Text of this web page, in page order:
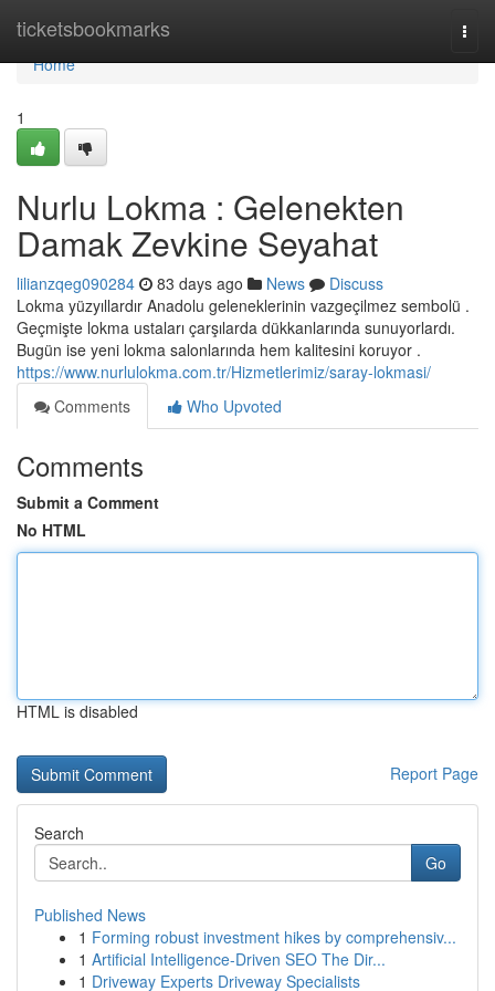
ticketsbookmarks
Home
Home
1
Nurlu Lokma : Gelenekten
Damak Zevkine Seyahat
lilianzqeg090284 83 days ago News
Discuss
Lokma yüzyıllardır Anadolu geleneklerinin vazgeçilmez sembolü .
Geçmişte lokma ustaları çarşılarda dükkanlarında sunuyorlardı.
Bugün ise yeni lokma salonlarında hem kalitesini koruyor .
https://www.nurlulokma.com.tr/Hizmetlerimiz/saray-lokmasi/
Comments
Who Upvoted
Comments
Submit a Comment
No HTML
HTML is disabled
Report Page
Search
Go
Published News
1 Forming robust investment hikes by comprehensiv...
1 Artificial Intelligence-Driven SEO The Dir...
1 Driveway Experts Driveway Specialists